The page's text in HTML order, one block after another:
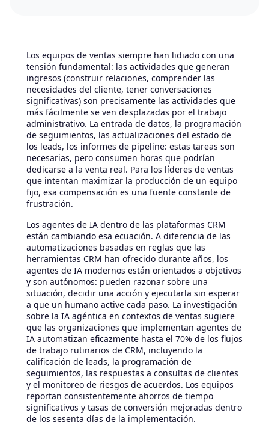
Los equipos de ventas siempre han lidiado con una
tensión fundamental: las actividades que generan
ingresos (construir relaciones, comprender las
necesidades del cliente, tener conversaciones
significativas) son precisamente las actividades que
más fácilmente se ven desplazadas por el trabajo
administrativo. La entrada de datos, la programación
de seguimientos, las actualizaciones del estado de
los leads, los informes de pipeline: estas tareas son
necesarias, pero consumen horas que podrían
dedicarse a la venta real. Para los líderes de ventas
que intentan maximizar la producción de un equipo
fijo, esa compensación es una fuente constante de
frustración.
Los agentes de IA dentro de las plataformas CRM
están cambiando esa ecuación. A diferencia de las
automatizaciones basadas en reglas que las
herramientas CRM han ofrecido durante años, los
agentes de IA modernos están orientados a objetivos
y son autónomos: pueden razonar sobre una
situación, decidir una acción y ejecutarla sin esperar
a que un humano active cada paso. La investigación
sobre la IA agéntica en contextos de ventas sugiere
que las organizaciones que implementan agentes de
IA automatizan eficazmente hasta el 70% de los flujos
de trabajo rutinarios de CRM, incluyendo la
calificación de leads, la programación de
seguimientos, las respuestas a consultas de clientes
y el monitoreo de riesgos de acuerdos. Los equipos
reportan consistentemente ahorros de tiempo
significativos y tasas de conversión mejoradas dentro
de los sesenta días de la implementación.